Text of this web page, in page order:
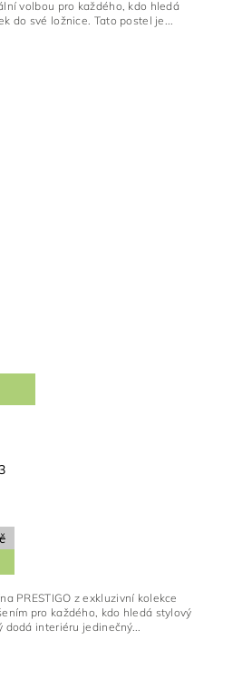
volbou pro každého, kdo hledá
do své ložnice. Tato postel je...
PRESTIGO z exkluzivní kolekce
pro každého, kdo hledá stylový
interiéru jedinečný...